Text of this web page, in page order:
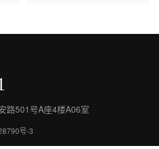
路501号A座4楼A06室
号-3